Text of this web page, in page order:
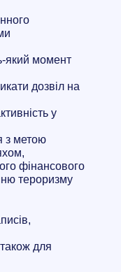
який момент
дозвіл на
у
з метою
фінансового
тероризму
для